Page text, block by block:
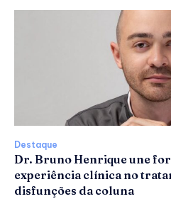
Destaque
Dr. Bruno Henrique une
experiência clínica no
disfunções da coluna